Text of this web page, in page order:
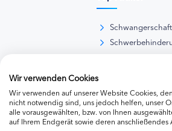
Wir verwenden Cookies
Wir verwenden auf unserer Website Cookies,
nicht notwendig sind, uns jedoch helfen, unser
alle vorausgewählten, bzw. von Ihnen
auf Ihrem Endgerät sowie deren